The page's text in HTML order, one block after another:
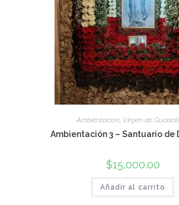
Ambientación, Virgen de
Ambientación 3 – Santuario de
$15,000.00
Añadir al carrito